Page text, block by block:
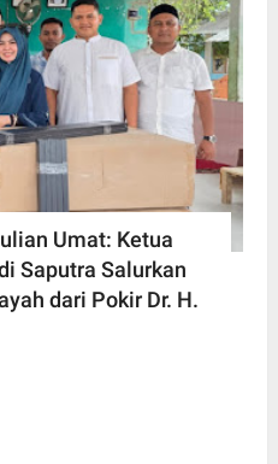
Umat: Ketua
Saputra Salurkan
dari Pokir Dr. H.